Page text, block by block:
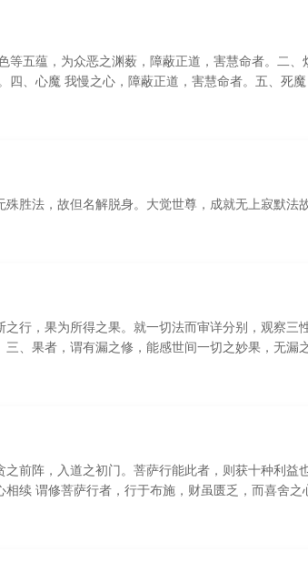
五蕴，为众恶之渊薮，障蔽正道，害慧命者。二、
四、心魔 我慢之心，障蔽正道，害慧命者。五、死
胜法，故但名解脱身。大觉世尊，成就无上寂默法
行，果为所得之果。就一切法而审详分别，观察三
、果者，谓有漏之修，能感世间一切之妙果，无漏
之前阵，入道之初门。菩萨行能此者，则获十种利
续 谓修菩萨行者，行于布施，财虽匮乏，而喜舍之